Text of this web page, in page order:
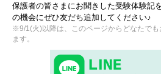
保護者の皆さまにお聞きした受験体験
の機会にぜひ友だち追加してください♪
※9/1(火)以降は、このページからどなたでも
ます。